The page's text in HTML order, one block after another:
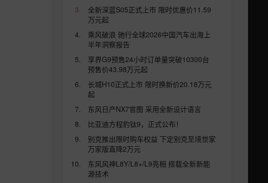
全新深蓝S05正式上市 限时优惠价11.59
万元起
乘风破浪 驰行全球2026中国汽车出海上
半年洞察报告
享界G9预售24小时订单量突破10300台
预售价43.98万元起
长城H10正式上市 限时换新价20.18万元
起
东风日产NX7官图 采用全新设计语言
比亚迪方程豹钛9，正式公布！
别克推出限时购车权益 下定别克至境世家
万家版直降2万元
东风风神L8Y/L8+/L9亮相 搭载全新新能
源技术